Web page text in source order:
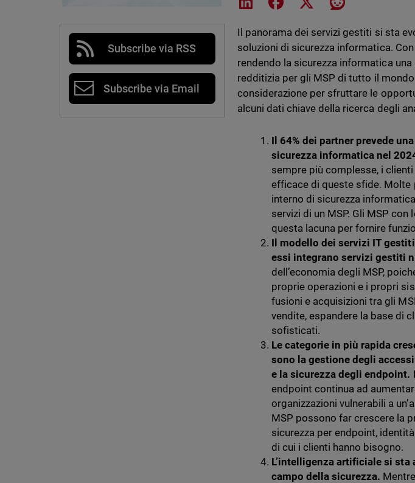
Subscribe via RSS
Subscribe via Email
Il panorama dei servizi gestiti si sta
soluzioni di sicurezza informatica.
rendendo la sicurezza informatica
redditizia per gli MSP di tutto il
considerazione per sfruttare le
alcuni dati chiave della ricerca degli
Il 64% dei partner prevede
sicurezza informatica nel
sempre più complesse, i
efficace di queste sfide. Molte
interno di sicurezza
servizi di un MSP. Gli MSP
questa lacuna per fornire
Il modello dei servizi IT
essi integrano servizi gestiti
dell’economia degli MSP,
proprie operazioni e i propri
fusioni e acquisizioni tra gli
vendite, espandere la base di
sofisticati.
Le categorie in più rapida
sono la gestione degli
e la sicurezza degli endpoint.
endpoint continua ad
organizzazioni vulnerabili a
MSP possono far crescere la
sicurezza per endpoint,
di cui i clienti hanno bisogno.
L’intelligenza artificiale si sta
campo della sicurezza.